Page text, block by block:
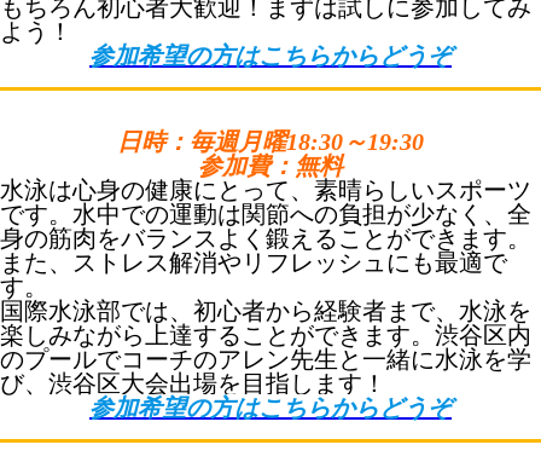
もちろん初心者大歓迎！まずは試しに参加してみ
よう！
参加希望の方はこちらからどうぞ
日時：毎週月曜18:30～19:30
参加費：無料
水泳は心身の健康にとって、素晴らしいスポーツ
です。水中での運動は関節への負担が少なく、全
身の筋肉をバランスよく鍛えることができます。
また、ストレス解消やリフレッシュにも最適で
す。
国際水泳部では、初心者から経験者まで、水泳を
楽しみながら上達することができます。渋谷区内
のプールでコーチのアレン先生と一緒に水泳を学
び、渋谷区大会出場を目指します！
参加希望の方はこちらからどうぞ